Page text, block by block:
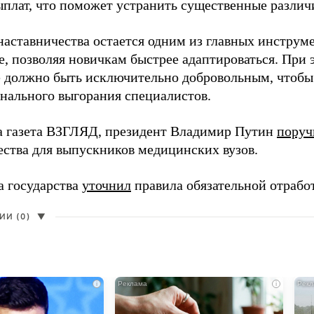
что поможет устранить существенные
остается одним из главных
позволяя новичкам быстрее адаптироваться. При
быть исключительно добровольным, чтобы
выгорания специалистов.
газета ВЗГЛЯД, президент Владимир Путин
для выпускников медицинских вузов.
государства уточнил правила обязательной
(0) ▼
i i